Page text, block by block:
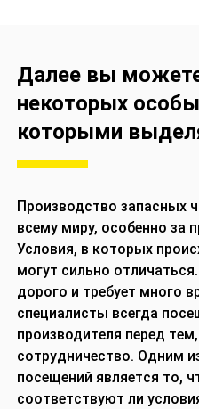
Далее вы
некоторых
которыми
Производство запасных
всему миру, особенно за
Условия, в которых
могут сильно
дорого и требует много
специалисты всегда
производителя перед
сотрудничество. Одним
посещений является то,
соответствуют ли